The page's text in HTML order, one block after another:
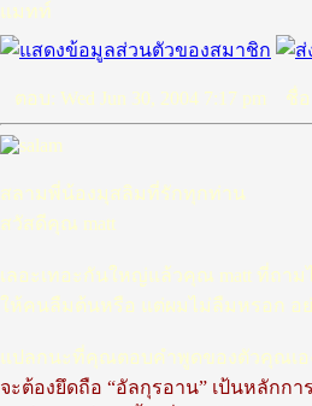
แมทท์
ตอบ: Wed Jun 30, 2004 7:17 pm ชื่อ
สลามพี่น้องมุสลิมที่รักทุกท่าน
สวัสดีคุณ matt
เลอะเทอะกันใหญ่แล้วคุณ matt ที่ถา
ให้คนลืมต้นหรือ แต่ผมไม่ลืมหรอก อ
แปลกนะที่คุณตอบคำพูดของตัวคุณเอ
จะต้องยึดถือ “อัลกุรอาน” เป้นหลักก